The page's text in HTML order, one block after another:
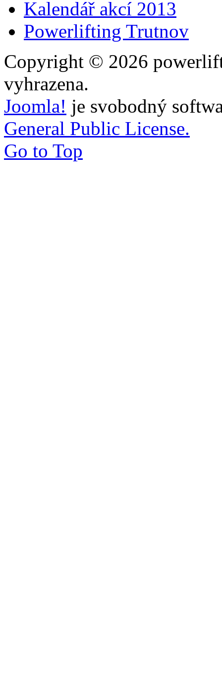
Kalendář akcí 2013
Powerlifting Trutnov
Copyright © 2026
vyhrazena.
Joomla! je svobodný
General Public License.
Go to Top